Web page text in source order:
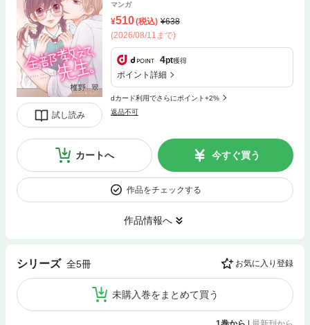
試し読み
マンガ
510(税込)
638
(2026/08/11まで)
4pt獲得
ポイント詳細
dカード利用でさらにポイント+2%
返品不可
カートへ 今すぐ買う
作品をチェックする
作品情報へ
シリーズ 全5冊 お気に入り登録
未購入巻をまとめて買う